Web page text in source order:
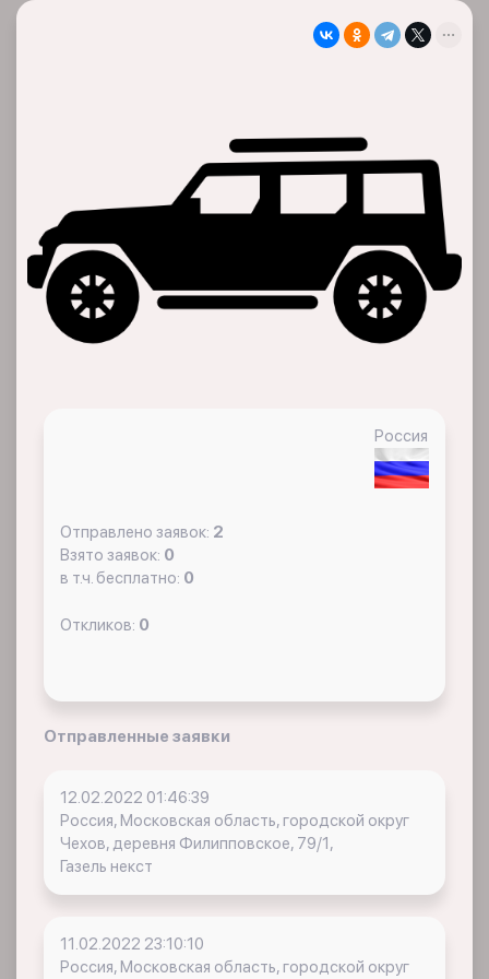
Россия
Отправлено заявок: 2
Взято заявок: 0
в т.ч. бесплатно: 0
Откликов: 0
Отправленные заявки
12.02.2022 01:46:39
Россия, Московская область, городской округ
Чехов, деревня Филипповское, 79/1,
Газель некст
11.02.2022 23:10:10
Россия, Московская область, городской округ